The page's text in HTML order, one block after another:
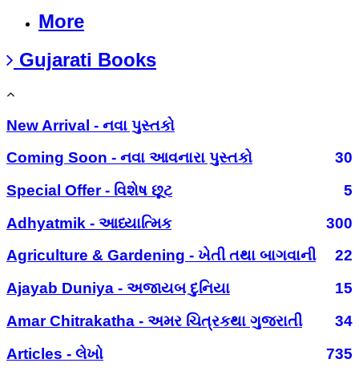
More
Gujarati Books
New Arrival - નવા પુસ્તકો
Coming Soon - નવા આવનારા પુસ્તકો
30
Special Offer - વિશેષ છૂટ
5
Adhyatmik - આધ્યાત્મિક
300
Agriculture & Gardening - ખેતી તથા બાગવાની
22
Ajayab Duniya - અજાયબ દુનિયા
15
Amar Chitrakatha - અમર ચિત્રકથા ગુજરાતી
34
Articles - લેખો
735